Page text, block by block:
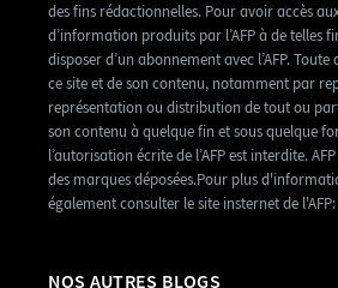
des fins rédactionnelles. Pour avoir accès
d’information produits par l’AFP à de telles
disposer d’un abonnement avec l’AFP.
ce site et de son contenu, notamment par
représentation ou distribution de tout ou
son contenu à quelque fin et sous quelque
l’autorisation écrite de l’AFP est interdite.
des marques déposées.Pour plus
également consulter le site insternet de
NOS AUTRES BLOGS